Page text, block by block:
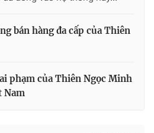
bán hàng đa cấp của Thiên
phạm của Thiên Ngọc Minh
Nam